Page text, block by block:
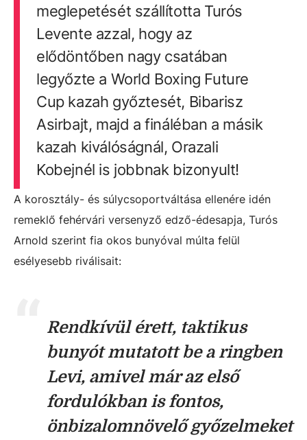
meglepetését szállította Turós
Levente azzal, hogy az
elődöntőben nagy csatában
legyőzte a World Boxing Future
Cup kazah győztesét, Bibarisz
Asirbajt, majd a fináléban a másik
kazah kiválóságnál, Orazali
Kobejnél is jobbnak bizonyult!
A korosztály- és súlycsoportváltása ellenére idén
remeklő fehérvári versenyző edző-édesapja, Turós
Arnold szerint fia okos bunyóval múlta felül
esélyesebb riválisait:
Rendkívül érett, taktikus
bunyót mutatott be a ringben
Levi, amivel már az első
fordulókban is fontos,
önbizalomnövelő győzelmeket